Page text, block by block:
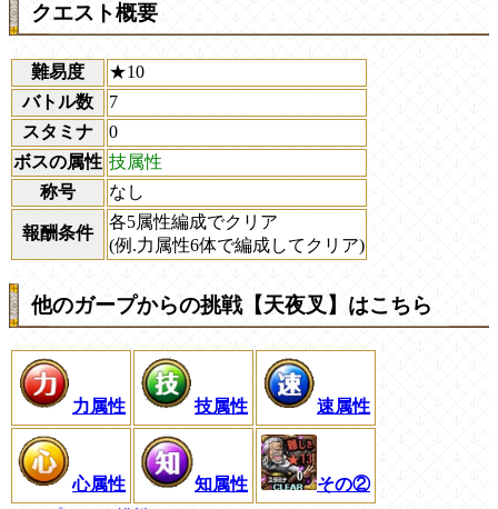
クエスト概要
難易度
★10
バトル数
7
スタミナ
0
ボスの属性 技属性
称号
なし
報酬条件
各5属性編成でクリア
(例.力属性6体で編成してクリア)
他のガープからの挑戦【天夜叉】はこちら
力属性 技属性 速属性
心属性 知属性
その②